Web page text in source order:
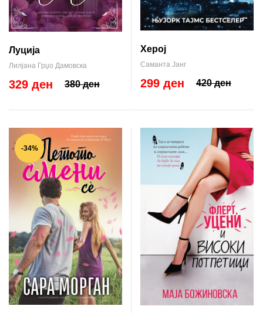
Луција
Лилјана Грџо Дамовска
380 ден
329 ден
Херој
Саманта Јанг
420 ден
299 ден
-34%